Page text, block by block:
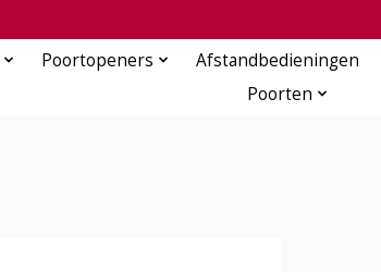
Poortopeners Afstandbedieningen
Poorten